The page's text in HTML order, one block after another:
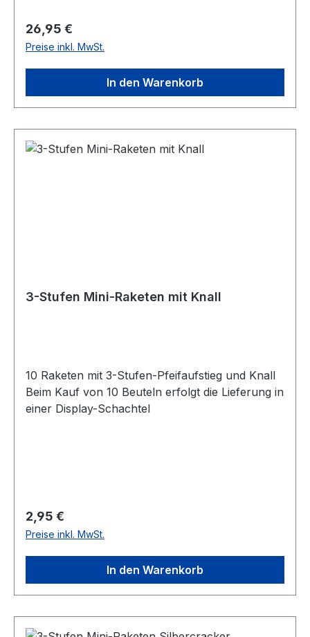
Regulärer Preis:
26,95 €
Preise inkl. MwSt.
In den Warenkorb
3-Stufen Mini-Raketen mit Knall
10 Raketen mit 3-Stufen-Pfeifaufstieg und Knall
Beim Kauf von 10 Beuteln erfolgt die Lieferung in
einer Display-Schachtel
Regulärer Preis:
2,95 €
Preise inkl. MwSt.
In den Warenkorb